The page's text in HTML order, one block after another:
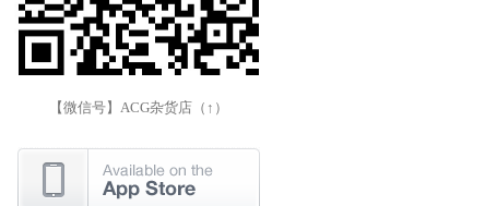
【微信号】ACG杂货店（↑）